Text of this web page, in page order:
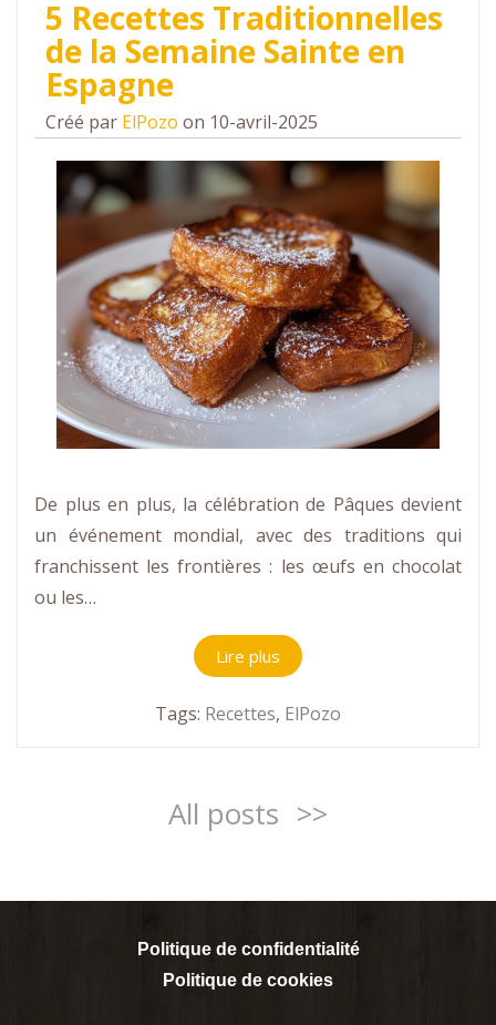
5 Recettes Traditionnelles
de la Semaine Sainte en
Espagne
Créé par ElPozo on 10-avril-2025
De plus en plus, la célébration de Pâques devient
un événement mondial, avec des traditions qui
franchissent les frontières : les œufs en chocolat
ou les…
Lire plus
Tags: Recettes, ElPozo
All posts >>
Politique de confidentialité
Politique de cookies